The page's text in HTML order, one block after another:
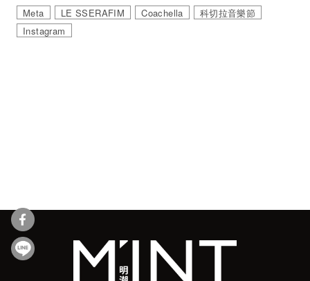
Meta LE SSERAFIM Coachella
科切拉音樂節
Instagram